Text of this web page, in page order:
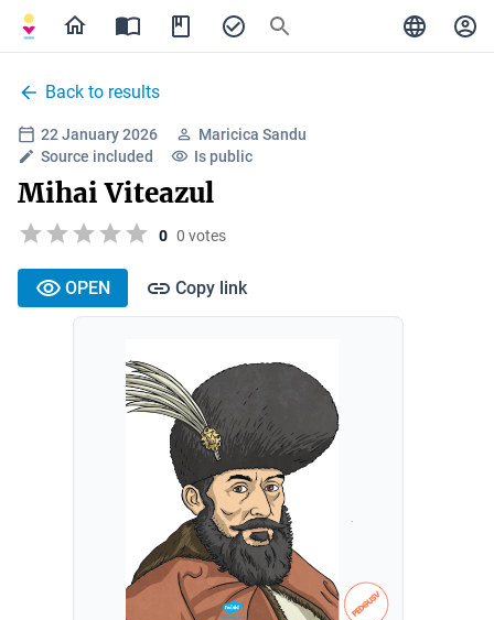
Back to results
22 January 2026
Maricica Sandu
Source included
Is public
Mihai Viteazul
0 0 votes
OPEN Copy link